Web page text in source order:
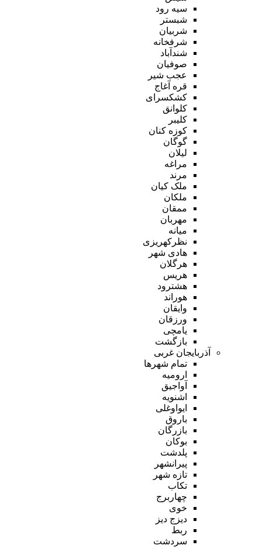
سیه رود
شبستر
شربیان
شرفخانه
شندآباد
صوفیان
عجب شیر
قره آغاج
کشکسرای
کلوانق
کلیبر
کوزه کنان
گوگان
لیلان
مراغه
مرند
ملک کیان
ملکان
ممقان
مهربان
میانه
نظرکهریزی
هادی شهر
هرگلان
هریس
هشترود
هوراند
وایقان
ورزقان
یامچی
بازگشت
آذربایجان غربی
تمام شهر‌ها
ارومیه
آواجیق
اشنویه
ایواوغلی
باروق
بازرگان
بوکان
پلدشت
پیرانشهر
تازه شهر
تکاب
چهاربرج
خوی
دیزج دیز
ربط
سردشت